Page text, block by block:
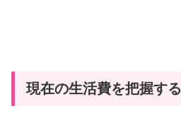
現在の生活費を把握する